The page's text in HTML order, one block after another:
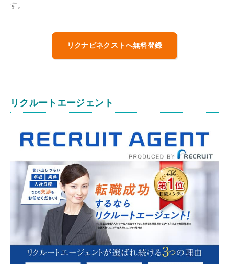
す。
リクナビネクストへ無料登録
リクルートエージェント